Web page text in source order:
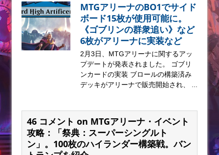
MTGアリーナのBO1でサイド
ボード15枚が使用可能に。
《ゴブリンの群衆追い》など
6枚がアリーナに実装など
2月3日、MTGアリーナに関するアッ
プデートが発表されました。 ゴブリ
ンカードの実装 ブロールの構築済み
デッキがアリーナで販売開始され、 ...
46 コメント on MTGアリーナ・イベント
攻略：「祭典：スーパーシングルト
ン」。100枚のハイランダー構築戦。バン